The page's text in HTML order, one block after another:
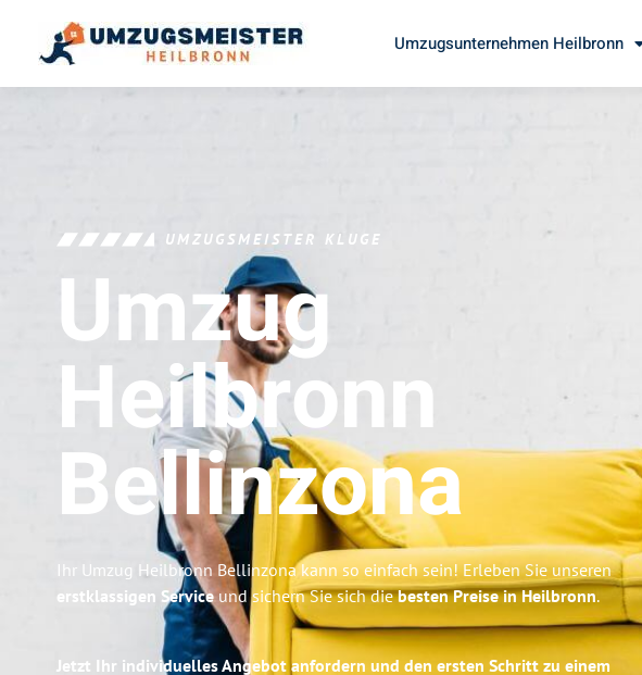
Umzugsunternehmen Heilbronn
UMZUGSMEISTER KLUGE
Umzug
Heilbronn
Bellinzona
Ihr Umzug Heilbronn Bellinzona kann so einfach sein! Erleben Sie unseren
erstklassigen Serviceund sichern Sie sich diebesten Preise in Heilbronn.
Jetzt Ihr individuelles Angebot anfordern und den ersten Schritt zu einem